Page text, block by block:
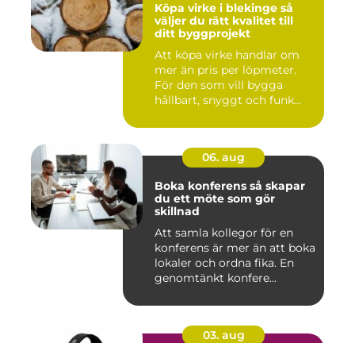
Köpa virke i blekinge så
väljer du rätt kvalitet till
ditt byggprojekt
Att köpa virke handlar om
mer än pris per löpmeter.
För den som vill bygga
hållbart, snyggt och funk...
06. aug
Boka konferens så skapar
du ett möte som gör
skillnad
Att samla kollegor för en
konferens är mer än att boka
lokaler och ordna fika. En
genomtänkt konfere...
03. aug